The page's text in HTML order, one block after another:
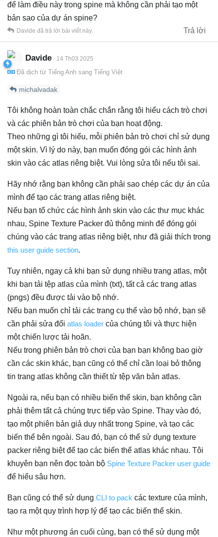
để làm điều này trong spine mà không cần phải tạo một
bản sao của dự án spine?
Trả lời
Davide đã trả lời bài viết này.
Davide 14 Th03 2025
Đã dịch từ Tiếng Anh sang Tiếng Việt
michalvadak
Tôi không hoàn toàn chắc chắn rằng tôi hiểu cách trò chơi
và các phiên bản trò chơi của bạn hoạt động.
Theo những gì tôi hiểu, mỗi phiên bản trò chơi chỉ sử dụng
một skin. Vì lý do này, bạn muốn đóng gói các hình ảnh
skin vào các atlas riêng biệt. Vui lòng sửa tôi nếu tôi sai.
Hãy nhớ rằng bạn không cần phải sao chép các dự án của
mình để tạo các trang atlas riêng biệt.
Nếu bạn tổ chức các hình ảnh skin vào các thư mục khác
nhau, Spine Texture Packer đủ thông minh để đóng gói
chúng vào các trang atlas riêng biệt, như đã giải thích trong
this user guide section.
Tuy nhiên, ngay cả khi bạn sử dụng nhiều trang atlas, một
khi bạn tải tệp atlas của mình (txt), tất cả các trang atlas
(pngs) đều được tải vào bộ nhớ.
Nếu bạn muốn chỉ tải các trang cụ thể vào bộ nhớ, bạn sẽ
cần phải sửa đổi atlas loader của chúng tôi và thực hiện
một chiến lược tải hoãn.
Nếu trong phiên bản trò chơi của bạn bạn không bao giờ
cần các skin khác, bạn cũng có thể chỉ cần loại bỏ thông
tin trang atlas không cần thiết từ tệp văn bản atlas.
Ngoài ra, nếu bạn có nhiều biến thể skin, bạn không cần
phải thêm tất cả chúng trực tiếp vào Spine. Thay vào đó,
tạo một phiên bản giả duy nhất trong Spine, và tạo các
biến thể bên ngoài. Sau đó, bạn có thể sử dụng texture
packer riêng biệt để tạo các biến thể atlas khác nhau. Tôi
khuyên bạn nên đọc toàn bộ Spine Texture Packer user guide
để hiểu sâu hơn.
Bạn cũng có thể sử dụng CLI to pack các texture của mình,
tạo ra một quy trình hợp lý để tạo các biến thể skin.
Như một phương án cuối cùng, bạn có thể sử dụng một